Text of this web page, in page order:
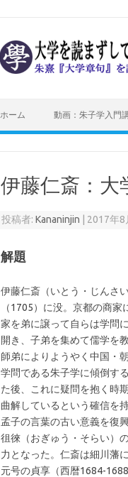
ホーム 動画：朱子学入門
伊藤仁斎：大
投稿者:Kananinjin 2017年8
解題
伊藤仁斎（いとう・じんさ
（1705）に没。京都の商
家を弟に譲って自らは学問
開き、子弟を集めて儒学を
師弟によりようやく中国・
学問である朱子学に傾倒す
た後、これに疑問を抱く時
曲解しているという確信を
孟子の言葉の古い意義を復
徂徠（おぎゅう・そらい）
力となった。仁斎は細川藩
元号の貞享（西暦1684-